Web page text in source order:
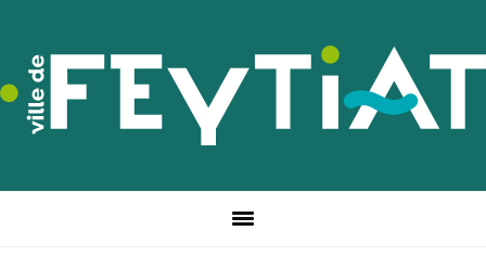
navigation
principale
contenu
principal
pied
de
page